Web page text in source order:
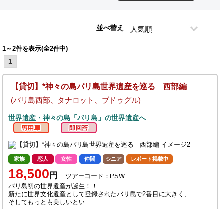
並べ替え
1～2件を表示(全2件中)
1
【貸切】*神々の島バリ島世界遺産を巡る 西部編
(バリ島西部、タナロット、ブドゥグル)
世界遺産・神々の島「バリ島」の世界遺産へ
家族 恋人 女性 仲間 シニア レポート掲載中
18,500 円
ツアーコード：PSW
バリ島初の世界遺産が誕生！！
新たに世界文化遺産として登録されたバリ島で2番目に大きく、
そしてもっとも美しいとい…